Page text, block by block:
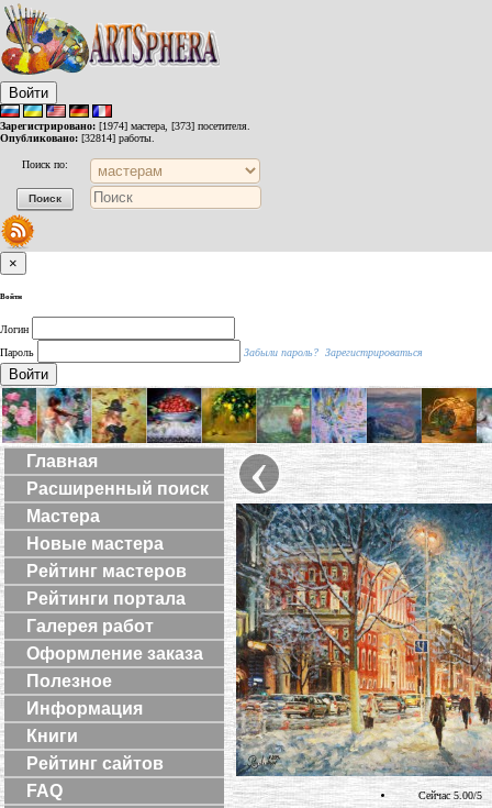
Войти
Зарегистрировано: [1974] мастера, [373] посетителя.
Опубликовано: [32814] работы.
Поиск по:
×
Войти
Логин
Пароль
Забыли пароль? Зарегистрироваться
Войти
Главная
Расширенный поиск
Мастера
Новые мастера
Рейтинг мастеров
Рейтинги портала
Галерея работ
Оформление заказа
Полезное
Информация
Книги
Рейтинг сайтов
FAQ
‹
Сейчас 5.00/5